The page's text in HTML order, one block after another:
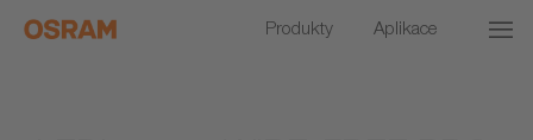
Produkty Aplikace